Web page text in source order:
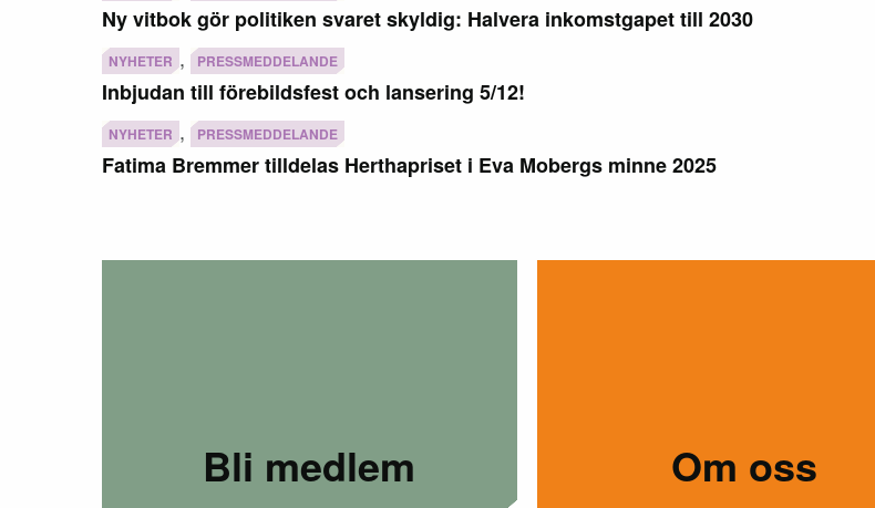
Ny vitbok gör politiken svaret skyldig: Halvera inkomstgapet till 2030
NYHETER , PRESSMEDDELANDE
Inbjudan till förebildsfest och lansering 5/12!
NYHETER , PRESSMEDDELANDE
Fatima Bremmer tilldelas Herthapriset i Eva Mobergs minne 2025
Bli medlem Om oss